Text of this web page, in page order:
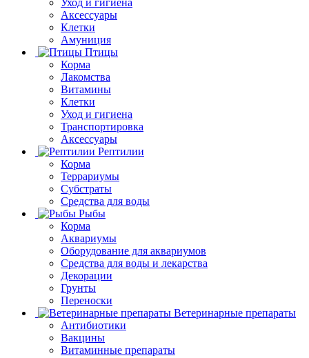
Аксессуары
Клетки
Амуниция
Птицы
Корма
Лакомства
Витамины
Клетки
Уход и гигиена
Транспортировка
Аксессуары
Рептилии
Корма
Террариумы
Субстраты
Средства для воды
Рыбы
Корма
Аквариумы
Оборудование для аквариумов
Средства для воды и лекарства
Декорации
Грунты
Переноски
Ветеринарные препараты
Антибиотики
Вакцины
Витаминные препараты